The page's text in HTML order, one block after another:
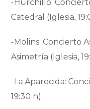
-Hurchillo:
Catedral (Iglesia,
-Molins: Concierto
Asimetría (Iglesia,
-La Aparecida:
19:30 h)